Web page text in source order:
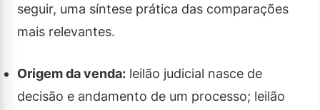
seguir, uma síntese prática das comparações
mais relevantes.
Origem da venda: leilão judicial nasce de
decisão e andamento de um processo; leilão